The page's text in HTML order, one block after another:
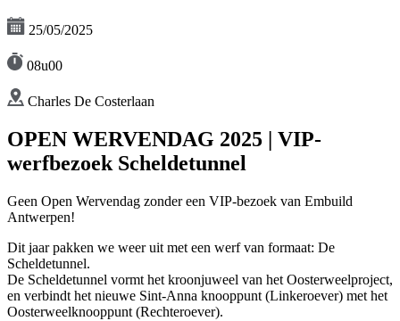
25/05/2025
08u00
Charles De Costerlaan
OPEN WERVENDAG 2025 | VIP-
werfbezoek Scheldetunnel
Geen Open Wervendag zonder een VIP-bezoek van Embuild
Antwerpen!
Dit jaar pakken we weer uit met een werf van formaat: De
Scheldetunnel.
De Scheldetunnel vormt het kroonjuweel van het Oosterweelproject,
en verbindt het nieuwe Sint-Anna knooppunt (Linkeroever) met het
Oosterweelknooppunt (Rechteroever).